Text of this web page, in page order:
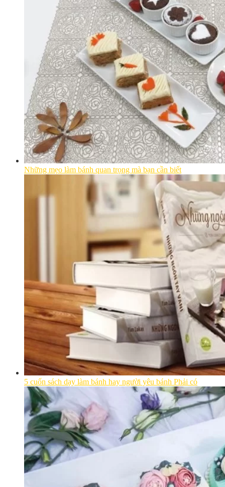
Những mẹo làm bánh quan trọng mà bạn cần biết
5 cuốn sách dạy làm bánh hay người yêu bánh Phải có